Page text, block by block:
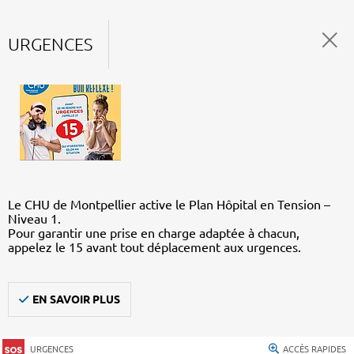
URGENCES
Le CHU de Montpellier active le Plan Hôpital en Tension –
Niveau 1.
Pour garantir une prise en charge adaptée à chacun,
appelez le 15 avant tout déplacement aux urgences.
EN SAVOIR PLUS
URGENCES ACCÈS RAPIDES